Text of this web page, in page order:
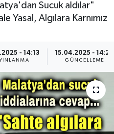
Sucuk aldılar"
Yasal, Algılara Karnımız
- 14:13 15.04.2025 - 14:29
GÜNCELLEME